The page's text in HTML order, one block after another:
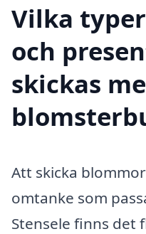
Vilka
och
skickas
Att skicka
omtanke som
Stensele finns det